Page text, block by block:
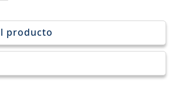
producto